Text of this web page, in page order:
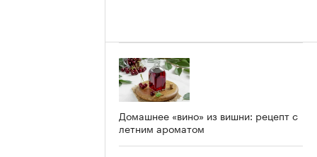
Домашнее «вино» из вишни: рецепт с
летним ароматом